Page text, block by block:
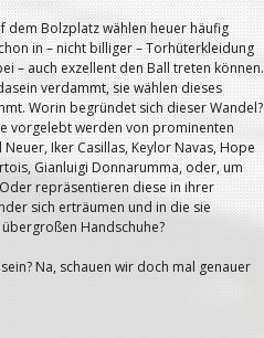
dem Bolzplatz wählen heuer häufig
in – nicht billiger – Torhüterkleidung
– auch exzellent den Ball treten können.
verdammt, sie wählen dieses
Worin begründet sich dieser Wandel?
vorgelebt werden von prominenten
Iker Casillas, Keylor Navas, Hope
Gianluigi Donnarumma, oder, um
repräsentieren diese in ihrer
sich erträumen und in die sie
Handschuhe?
Na, schauen wir doch mal genauer